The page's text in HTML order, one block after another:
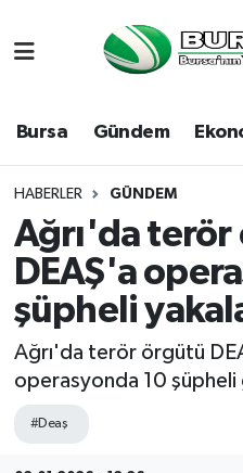
Bursa Gündem
HABERLER GÜNDEM
Ağrı'da
DEAŞ'a
şüpheli
Ağrı'da terör örgütü
operasyonda 10 şüpheli
#Deaş
Bursa
Dünya
Eğitim
Ekonomi
Genel
Magazin
Hava Durumu
Namaz Vakitleri
Trafik Durumu
Süper Lig Puan
Tüm Manşetler
Haber Arşivi